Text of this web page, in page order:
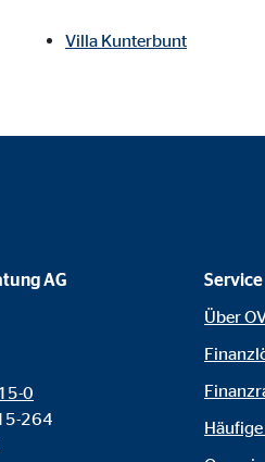
Villa Kunterbunt
AG
0
264
Über